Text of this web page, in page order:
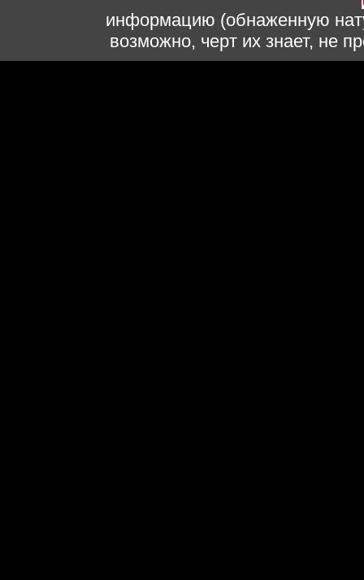
информацию (обнаженную
возможно, черт их знает, не